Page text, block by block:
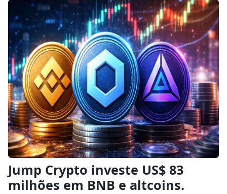
Jump Crypto investe US$ 83
milhões em BNB e altcoins.